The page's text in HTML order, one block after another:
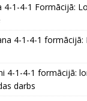
4-1-4-1 Formācijā:
4-1-4-1 formācijā:
4-1-4-1 formācijā:
darbs